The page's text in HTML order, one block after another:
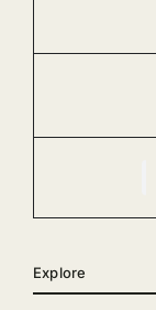
Explore